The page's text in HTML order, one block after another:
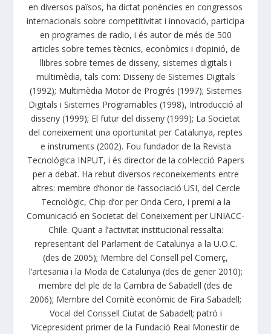
en diversos països, ha dictat ponències en congressos
internacionals sobre competitivitat i innovació, participa
en programes de radio, i és autor de més de 500
articles sobre temes tècnics, econòmics i d’opinió, de
llibres sobre temes de disseny, sistemes digitals i
multimèdia, tals com: Disseny de Sistemes Digitals
(1992); Multimèdia Motor de Progrés (1997); Sistemes
Digitals i Sistemes Programables (1998), Introducció al
disseny (1999); El futur del disseny (1999); La Societat
del coneixement una oportunitat per Catalunya, reptes
e instruments (2002). Fou fundador de la Revista
Tecnològica INPUT, i és director de la col•lecció Papers
per a debat. Ha rebut diversos reconeixements entre
altres: membre d’honor de l’associació USI, del Cercle
Tecnològic, Chip d’or per Onda Cero, i premi a la
Comunicació en Societat del Coneixement per UNIACC-
Chile. Quant a l’activitat institucional ressalta:
representant del Parlament de Catalunya a la U.O.C.
(des de 2005); Membre del Consell pel Comerç,
l’artesania i la Moda de Catalunya (des de gener 2010);
membre del ple de la Cambra de Sabadell (des de
2006); Membre del Comitè econòmic de Fira Sabadell;
Vocal del Conssell Ciutat de Sabadell; patró i
Vicepresident primer de la Fundació Real Monestir de